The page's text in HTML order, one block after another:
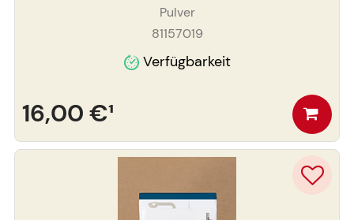
Pulver
81157019
Verfügbarkeit
16,00 €¹